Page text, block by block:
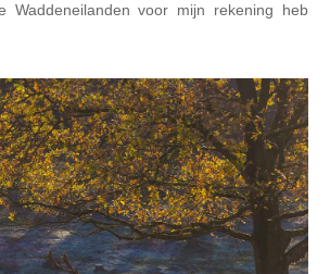
Waddeneilanden voor mijn rekening heb